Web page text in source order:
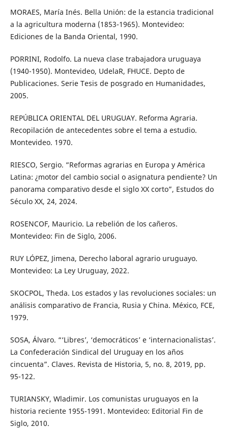
MORAES, María Inés. Bella Unión: de la estancia tradicional
a la agricultura moderna (1853-1965). Montevideo:
Ediciones de la Banda Oriental, 1990.
PORRINI, Rodolfo. La nueva clase trabajadora uruguaya
(1940-1950). Montevideo, UdelaR, FHUCE. Depto de
Publicaciones. Serie Tesis de posgrado en Humanidades,
2005.
REPÚBLICA ORIENTAL DEL URUGUAY. Reforma Agraria.
Recopilación de antecedentes sobre el tema a estudio.
Montevideo. 1970.
RIESCO, Sergio. “Reformas agrarias en Europa y América
Latina: ¿motor del cambio social o asignatura pendiente? Un
panorama comparativo desde el siglo XX corto”, Estudos do
Século XX, 24, 2024.
ROSENCOF, Mauricio. La rebelión de los cañeros.
Montevideo: Fin de Siglo, 2006.
RUY LÓPEZ, Jimena, Derecho laboral agrario uruguayo.
Montevideo: La Ley Uruguay, 2022.
SKOCPOL, Theda. Los estados y las revoluciones sociales: un
análisis comparativo de Francia, Rusia y China. México, FCE,
1979.
SOSA, Álvaro. “‘Libres’, ‘democráticos’ e ‘internacionalistas’.
La Confederación Sindical del Uruguay en los años
cincuenta”. Claves. Revista de Historia, 5, no. 8, 2019, pp.
95-122.
TURIANSKY, Wladimir. Los comunistas uruguayos en la
historia reciente 1955-1991. Montevideo: Editorial Fin de
Siglo, 2010.